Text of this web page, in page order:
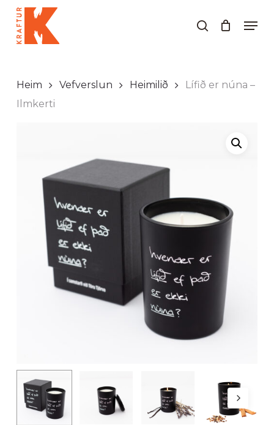
Skip
main
search
Heim Vefverslun Heimilið
Lífið er núna –
Ilmkerti